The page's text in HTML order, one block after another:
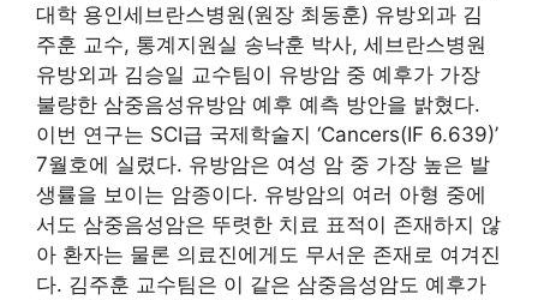
대학 용인세브란스병원(원장 최동훈) 유방외과 김
주훈 교수, 통계지원실 송낙훈 박사, 세브란스병원
유방외과 김승일 교수팀이 유방암 중 예후가 가장
불량한 삼중음성유방암 예후 예측 방안을 밝혔다.
이번 연구는 SCI급 국제학술지 ‘Cancers(IF 6.639)’
7월호에 실렸다. 유방암은 여성 암 중 가장 높은 발
생률을 보이는 암종이다. 유방암의 여러 아형 중에
서도 삼중음성암은 뚜렷한 치료 표적이 존재하지 않
아 환자는 물론 의료진에게도 무서운 존재로 여겨진
다. 김주훈 교수팀은 이 같은 삼중음성암도 예후가